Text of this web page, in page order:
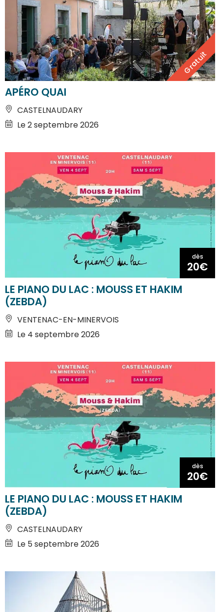
Gratuit
APÉRO QUAI
CASTELNAUDARY
Le 2 septembre 2026
dès
20€
LE PIANO DU LAC : MOUSS ET HAKIM
(ZEBDA)
VENTENAC-EN-MINERVOIS
Le 4 septembre 2026
dès
20€
LE PIANO DU LAC : MOUSS ET HAKIM
(ZEBDA)
CASTELNAUDARY
Le 5 septembre 2026